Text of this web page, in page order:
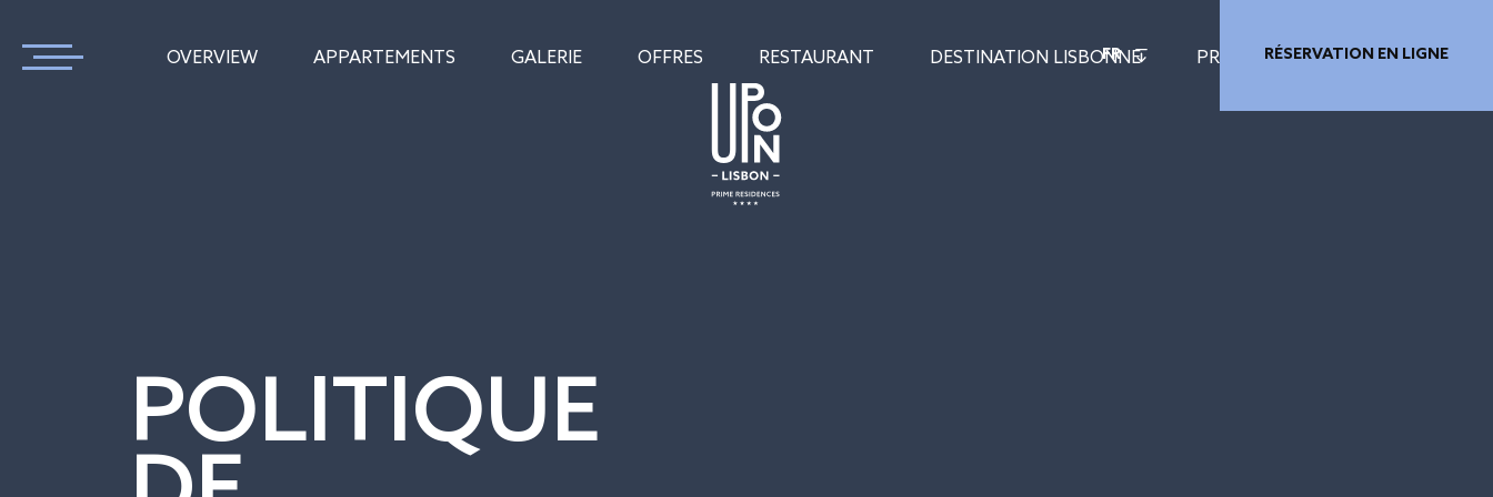
OVERVIEW APPARTEMENTS GALERIE OFFRES RESTAURANT DESTINATION LISBONNE PRIVILEGE CARD
FR RÉSERVATION EN LIGNE
POLITIQUE